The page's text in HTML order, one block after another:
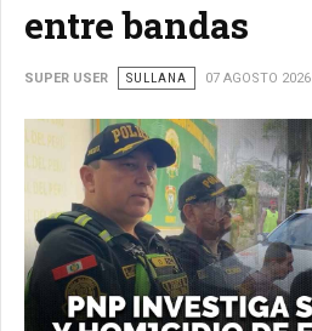
entre bandas
SUPER USER SULLANA 07 AGOSTO 2026